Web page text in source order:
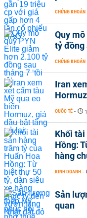
CHỨNG KHOÁN
Quy
tỷ đồng
CHỨNG KHOÁN
Iran
QUỐC TẾ -
Khối tài
Hồng:
hàng
KINH DOANH -
Sản
quan